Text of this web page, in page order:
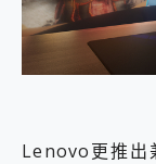
Lenovo更推出